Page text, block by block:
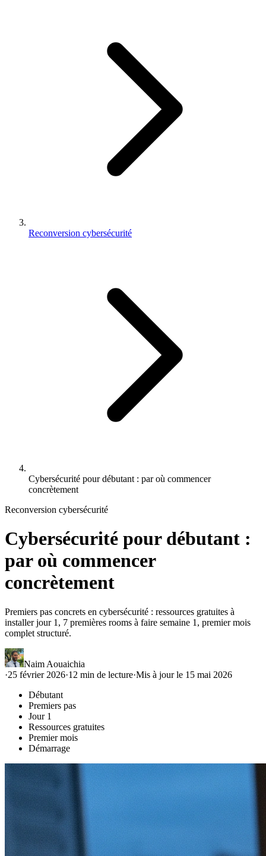
Reconversion cybersécurité
Cybersécurité pour débutant : par où commencer
concrètement
Reconversion cybersécurité
Cybersécurité pour débutant :
par où commencer
concrètement
Premiers pas concrets en cybersécurité : ressources gratuites à
installer jour 1, 7 premières rooms à faire semaine 1, premier mois
complet structuré.
Naim Aouaichia
·25 février 2026·12 min de lecture·Mis à jour le 15 mai 2026
Débutant
Premiers pas
Jour 1
Ressources gratuites
Premier mois
Démarrage